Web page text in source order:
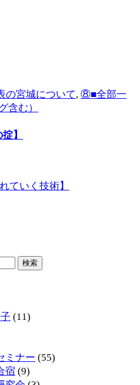
宮城について, ⑧■全部一
含む）
】
ていく技術】
(11)
ミナー (55)
宿 (9)